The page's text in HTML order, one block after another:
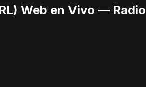
Web en Vivo — Radio